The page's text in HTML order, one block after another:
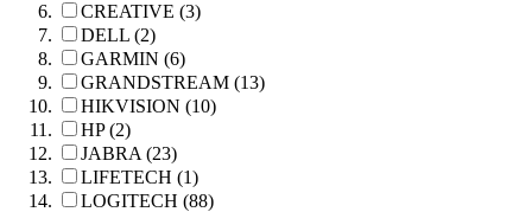
CREATIVE (3)
DELL (2)
GARMIN (6)
GRANDSTREAM (13)
HIKVISION (10)
HP (2)
JABRA (23)
LIFETECH (1)
LOGITECH (88)